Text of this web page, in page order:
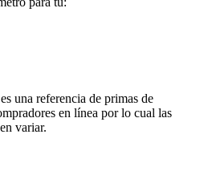
una referencia de primas de
en línea por lo cual las
variar.